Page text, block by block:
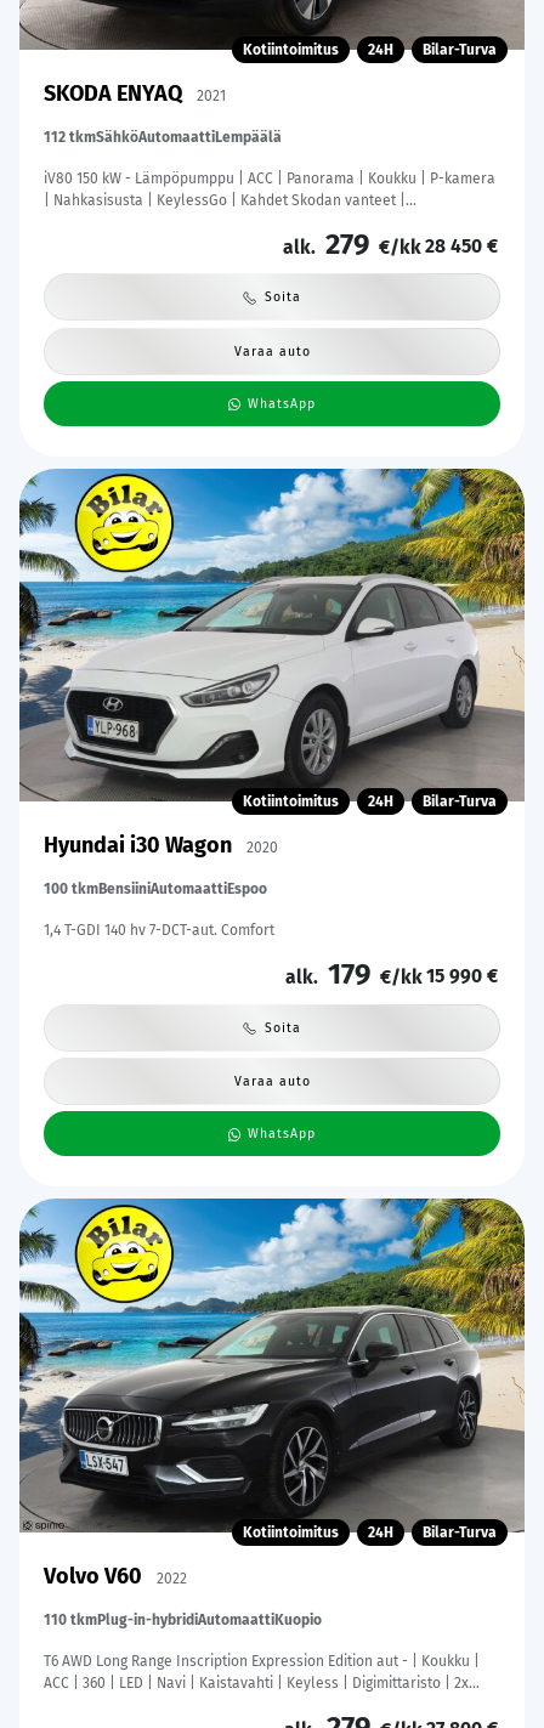
Kotiintoimitus 24H Bilar-Turva
SKODA ENYAQ 2021
112 tkmSähköAutomaattiLempäälä
iV80 150 kW - Lämpöpumppu | ACC | Panorama | Koukku | P-kamera
| Nahkasisusta | KeylessGo | Kahdet Skodan vanteet |
alk. 279 €/kk28 450 €
Soita
Varaa auto
WhatsApp
Kotiintoimitus 24H Bilar-Turva
Hyundai i30 Wagon 2020
100 tkmBensiiniAutomaattiEspoo
1,4 T-GDI 140 hv 7-DCT-aut. Comfort
alk. 179 €/kk15 990 €
Soita
Varaa auto
WhatsApp
Kotiintoimitus 24H Bilar-Turva
Volvo V60 2022
110 tkmPlug-in-hybridiAutomaattiKuopio
T6 AWD Long Range Inscription Expression Edition aut - | Koukku |
ACC | 360 | LED | Navi | Kaistavahti | Keyless | Digimittaristo | 2x